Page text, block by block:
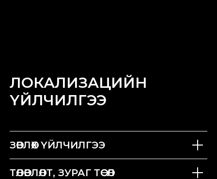
ЛОКАЛИЗАЦИЙН
ҮЙЛЧИЛГЭЭ
ЗӨВЛӨХ ҮЙЛЧИЛГЭЭ
ТӨЛӨВЛӨЛТ, ЗУРАГ ТӨСӨЛ